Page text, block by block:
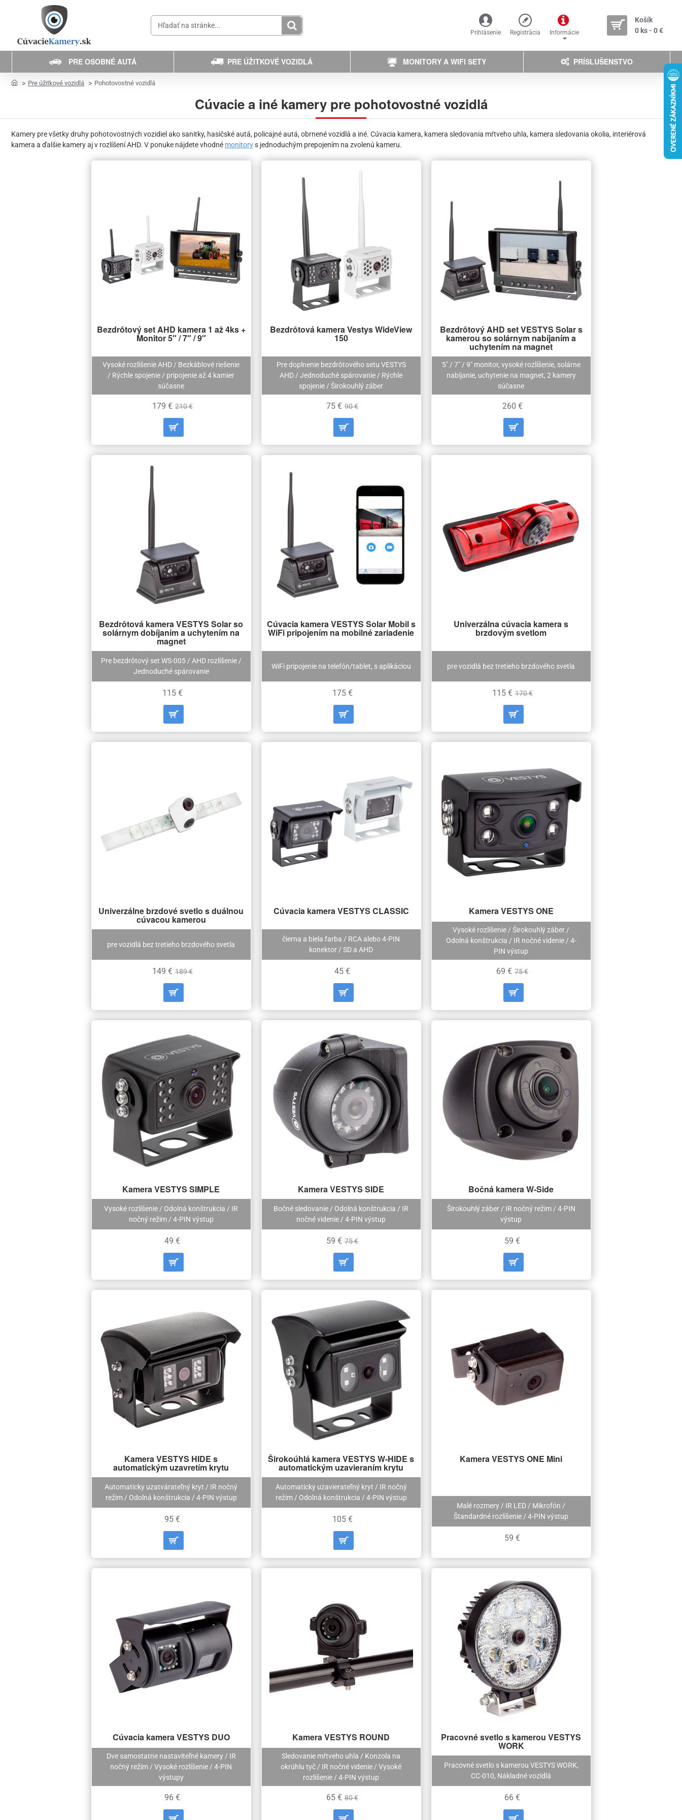
Hľadať
stránke...
Prihlásenie Registrácia Informácie
Košík
0 ks - 0 €
PRE OSOBNÉ AUTÁ PRE ÚŽITKOVÉ VOZIDLÁ MONITORY A WIFI SETY PRÍSLUŠENSTVO
Cúvacie a iné kamery pre pohotovostné vozidlá
homePre úžitkové vozidlá Pohotovostné vozidlá
Kamery pre všetky druhy pohotovostných vozidiel ako sanitky, hasičské autá, policajné autá, obrnené vozidlá a iné. Cúvacia kamera, kamera sledovania mŕtveho uhla, kamera sledovania okolia, interiérová
kamera a ďalšie kamery aj v rozlíšení AHD. V ponuke nájdete vhodné monitorys jednoduchým prepojením na zvolenú kameru.
Vysoké rozlíšenie AHD / Bezkáblové riešenie
/ Rýchle spojenie / pripojenie až 4 kamier
súčasne
Bezdrôtový set AHD kamera 1 až 4ks +
Monitor 5″ / 7″ / 9″
179 € 210 €
Pre doplnenie bezdrôtového setu VESTYS
AHD / Jednoduché spárovanie / Rýchle
spojenie / Širokouhlý záber
Bezdrôtová kamera Vestys WideView
150
75 € 90 €
5" / 7" / 9" monitor, vysoké rozlíšenie, solárne
nabíjanie, uchytenie na magnet, 2 kamery
súčasne
Bezdrôtový AHD set VESTYS Solar s
kamerou so solárnym nabíjaním a
uchytením na magnet
260 €
Pre bezdrôtový set WS-005 / AHD rozlíšenie /
Jednoduché spárovanie
Bezdrôtová kamera VESTYS Solar so
solárnym dobíjaním a uchytením na
magnet
115 €
WiFi pripojenie na telefón/tablet, s aplikáciou
Cúvacia kamera VESTYS Solar Mobil s
WiFi pripojením na mobilné zariadenie
175 €
pre vozidlá bez tretieho brzdového svetla
Univerzálna cúvacia kamera s
brzdovým svetlom
115 € 170 €
pre vozidlá bez tretieho brzdového svetla
Univerzálne brzdové svetlo s duálnou
cúvacou kamerou
149 € 189 €
čierna a biela farba / RCA alebo 4-PIN
konektor / SD a AHD
Cúvacia kamera VESTYS CLASSIC
45 €
Vysoké rozlíšenie / Širokouhlý záber /
Odolná konštrukcia / IR nočné videnie / 4-
PIN výstup
Kamera VESTYS ONE
69 € 75 €
Vysoké rozlíšenie / Odolná konštrukcia / IR
nočný režim / 4-PIN výstup
Kamera VESTYS SIMPLE
49 €
Bočné sledovanie / Odolná konštrukcia / IR
nočné videnie / 4-PIN výstup
Kamera VESTYS SIDE
59 € 75 €
Širokouhlý záber / IR nočný režim / 4-PIN
výstup
Bočná kamera W-Side
59 €
Automaticky uzatvárateľný kryt / IR nočný
režim / Odolná konštrukcia / 4-PIN výstup
Kamera VESTYS HIDE s
automatickým uzavretím krytu
95 €
Automaticky uzavierateľný kryt / IR nočný
režim / Odolná konštrukcia / 4-PIN výstup
Širokoúhlá kamera VESTYS W-HIDE s
automatickým uzavieraním krytu
105 €
Malé rozmery / IR LED / Mikrofón /
Štandardné rozlíšenie / 4-PIN výstup
Kamera VESTYS ONE Mini
59 €
Dve samostatne nastaviteľné kamery / IR
nočný režim / Vysoké rozlíšenie / 4-PIN
výstupy
Cúvacia kamera VESTYS DUO
96 €
Sledovanie mŕtveho uhla / Konzola na
okrúhlu tyč / IR nočné videnie / Vysoké
rozlíšenie / 4-PIN výstup
Kamera VESTYS ROUND
65 € 80 €
Pracovné svetlo s kamerou VESTYS WORK,
CC-010, Nákladné vozidlá
Pracovné svetlo s kamerou VESTYS
WORK
66 €